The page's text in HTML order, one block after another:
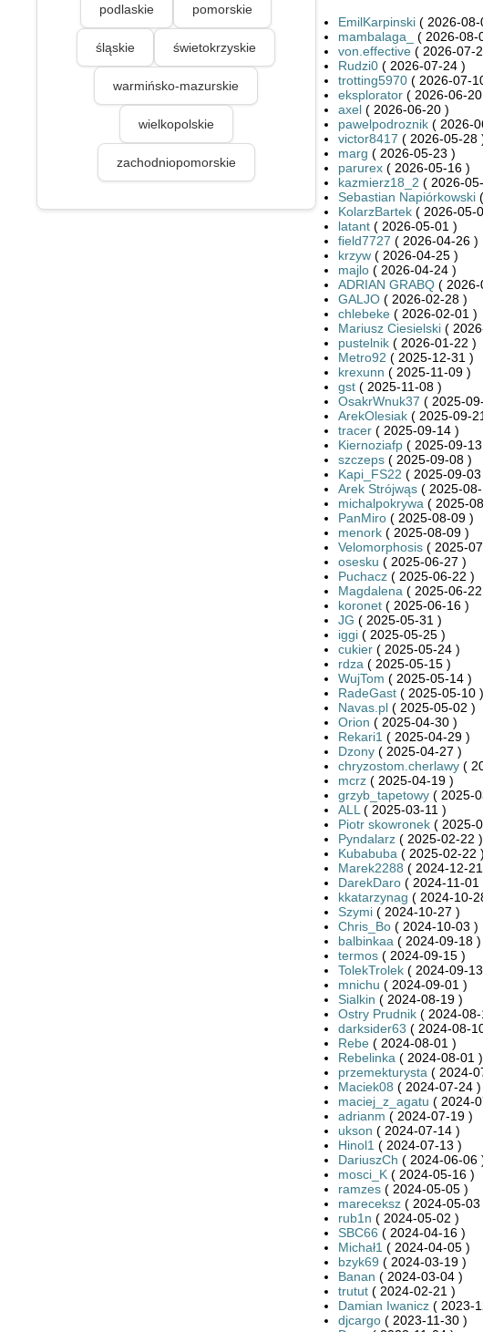
podlaskie pomorskie
śląskie świetokrzyskie
warmińsko-mazurskie
wielkopolskie
zachodniopomorskie
EmilKarpinski( 2026-08-
mambalaga_
( 2026-08-
von.effective( 2026-07-
Rudzi0( 2026-07-24 )
trotting5970( 2026-07-
eksplorator( 2026-06-
axel( 2026-06-20 )
pawelpodroznik( 2026-
victor8417 ( 2026-05-28
marg ( 2026-05-23 )
parurex( 2026-05-16 )
kazmierz18_2 ( 2026-
Sebastian Napiórkowski
KolarzBartek( 2026-05-
latant( 2026-05-01 )
field7727 ( 2026-04-26 )
krzyw( 2026-04-25 )
majlo( 2026-04-24 )
ADRIAN GRABQ( 2026-
GALJO( 2026-02-28 )
chlebeke( 2026-02-01 )
Mariusz Ciesielski(
pustelnik( 2026-01-22 )
Metro92 ( 2025-12-31 )
krexunn ( 2025-11-09 )
gst( 2025-11-08 )
OsakrWnuk37 ( 2025-
ArekOlesiak( 2025-09-
tracer( 2025-09-14 )
Kiernoziafp( 2025-09-
szczeps( 2025-09-08 )
Kapi_FS22 ( 2025-09-03
Arek Strójwąs( 2025-08-
michalpokrywa ( 2025-
PanMiro( 2025-08-09 )
menork( 2025-08-09 )
Velomorphosis( 2025-
osesku ( 2025-06-27 )
Puchacz( 2025-06-22 )
Magdalena ( 2025-06-
koronet( 2025-06-16 )
JG ( 2025-05-31 )
iggi( 2025-05-25 )
cukier( 2025-05-24 )
rdza ( 2025-05-15 )
WujTom ( 2025-05-14 )
RadeGast( 2025-05-10 )
Navas.pl( 2025-05-02 )
Orion ( 2025-04-30 )
Rekari1 ( 2025-04-29 )
Dzony( 2025-04-27 )
chryzostom.cherlawy(
mcrz( 2025-04-19 )
grzyb_tapetowy( 2025-
ALL ( 2025-03-11 )
Piotr skowronek( 2025-
Pyndalarz( 2025-02-22 )
Kubabuba ( 2025-02-22 )
Marek2288 ( 2024-12-
DarekDaro( 2024-11-01
kkatarzynag ( 2024-10-
Szymi( 2024-10-27 )
Chris_Bo( 2024-10-03 )
balbinkaa ( 2024-09-18 )
termos( 2024-09-15 )
TolekTrolek( 2024-09-
mnichu ( 2024-09-01 )
Sialkin ( 2024-08-19 )
Ostry Prudnik( 2024-08-
darksider63 ( 2024-08-
Rebe( 2024-08-01 )
Rebelinka ( 2024-08-01 )
przemekturysta ( 2024-
Maciek08 ( 2024-07-24 )
maciej_z_agatu ( 2024-
adrianm ( 2024-07-19 )
ukson ( 2024-07-14 )
Hinol1 ( 2024-07-13 )
DariuszCh ( 2024-06-06
mosci_K( 2024-05-16 )
ramzes( 2024-05-05 )
mareceksz( 2024-05-03
rub1n ( 2024-05-02 )
SBC66 ( 2024-04-16 )
Michał1 ( 2024-04-05 )
bzyk69 ( 2024-03-19 )
Banan ( 2024-03-04 )
trutut( 2024-02-21 )
Damian Iwanicz( 2023-
djcargo( 2023-11-30 )